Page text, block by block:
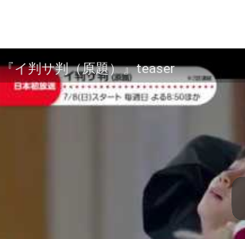
キム・ユジョン、美しいセルフショットで近況
キム・ユジョン、新ドラマ「まず熱く掃除せ
幻の王女チャミョンゴ エンディング
YUCHUN ♥ LOVE 15 「成均館 5話」
[Fan MV]七日の王妃(7일의 왕비)OST – 정기고
俳優カン・ギヨン、突然の熱愛宣言…「キム秘
『イ判サ判（原題）』teaser